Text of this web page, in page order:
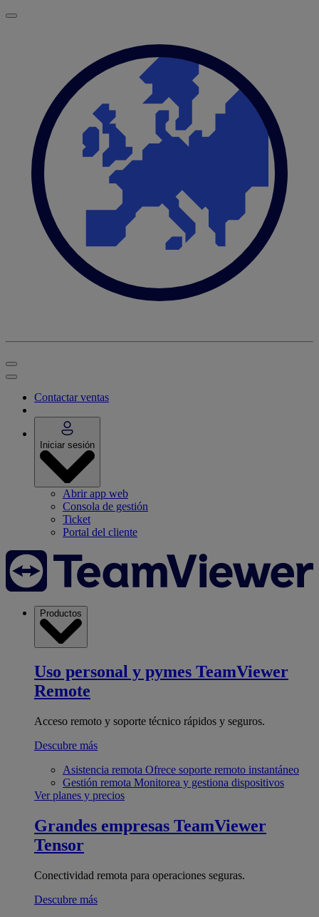
Contactar ventas
Iniciar sesión
Abrir app web
Consola de gestión
Ticket
Portal del cliente
Productos
Uso personal y pymes TeamViewer
Remote
Acceso remoto y soporte técnico rápidos y seguros.
Descubre más
Asistencia remota Ofrece soporte remoto instantáneo
Gestión remota Monitorea y gestiona dispositivos
Ver planes y precios
Grandes empresas TeamViewer
Tensor
Conectividad remota para operaciones seguras.
Descubre más